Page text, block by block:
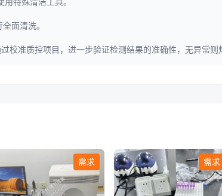
面清洗。
准质控项目，进一步验证检测结果的准确性，无异常则
需求 需求